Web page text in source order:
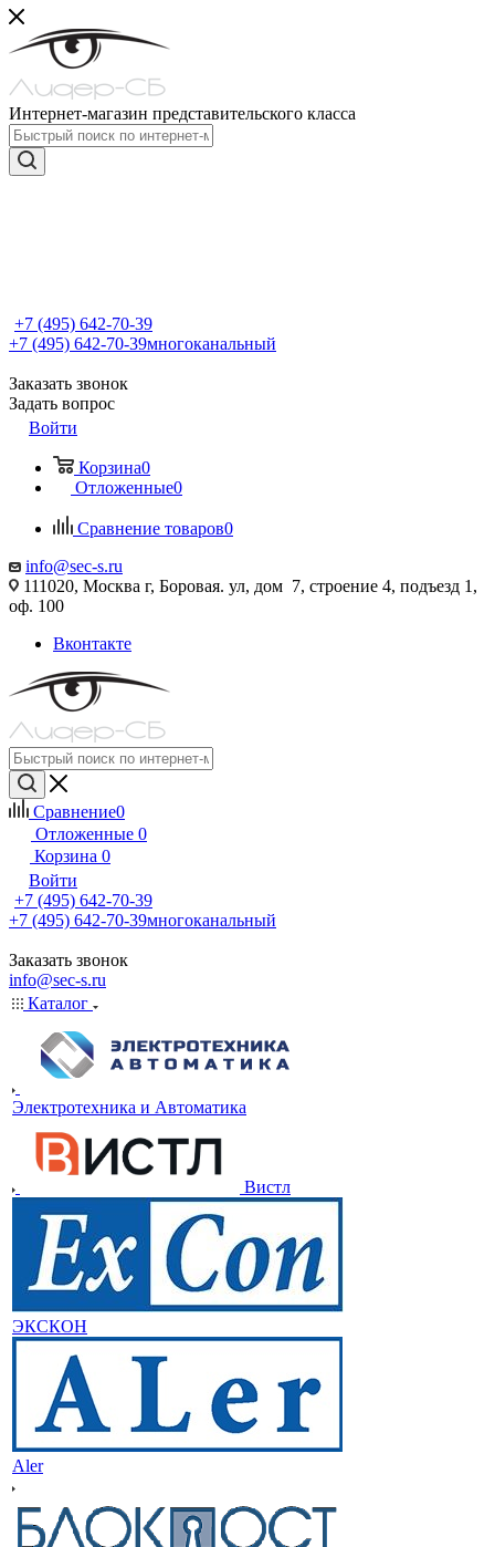
Интернет-магазин представительского класса
+7 (495) 642-70-39
+7 (495) 642-70-39многоканальный
Заказать звонок
Задать вопрос
Войти
Корзина0
Отложенные0
Сравнение товаров0
info@sec-s.ru
111020, Москва г, Боровая. ул, дом 7, строение 4, подъезд 1,
оф. 100
Вконтакте
Сравнение0
Отложенные 0
Корзина 0
Войти
+7 (495) 642-70-39
+7 (495) 642-70-39многоканальный
Заказать звонок
info@sec-s.ru
Каталог
Электротехника и Автоматика
Вистл
ЭКСКОН
Aler